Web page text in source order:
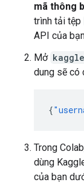
mã thông
trình tải tệp
API của
Mở
dung sẽ có
{
Trong
dùng
của bạn